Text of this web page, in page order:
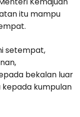
itu mampu
setempat,
bekalan luar
kumpulan